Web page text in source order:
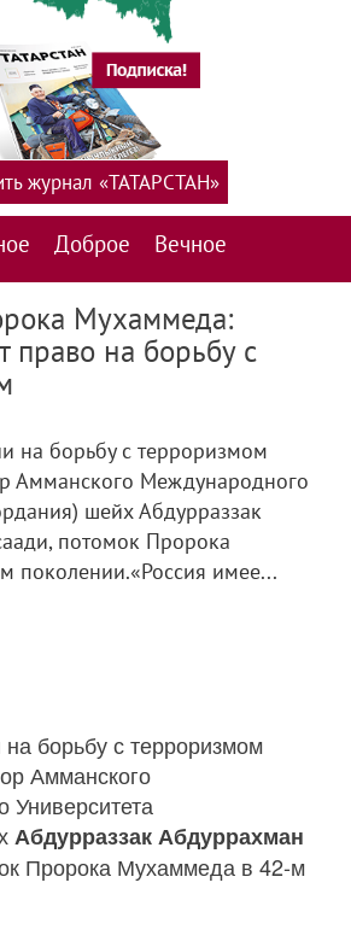
Доброе Вечное
журнал «ТАТАРСТАН»
Мухаммеда:
право на борьбу с
на борьбу с терроризмом
Амманского Международного
шейх Абдурраззак
потомок Пророка
поколении.«Россия имее...
борьбу с терроризмом
Амманского
Университета
Абдурраззак Абдуррахман
Пророка Мухаммеда в 42-м